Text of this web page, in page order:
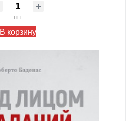
шт
В корзину